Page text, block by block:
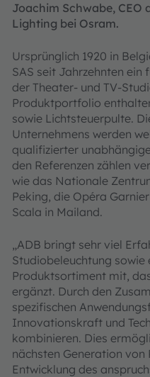
Joachim Schwabe, CEO
Lighting bei Osram.
Ursprünglich 1920 in
SAS seit Jahrzehnten ein
der Theater- und TV-
Produktportfolio
sowie Lichtsteuerpulte.
Unternehmens werden
qualifizierter
den Referenzen zählen
wie das Nationale
Peking, die Opéra
Scala in Mailand.
„ADB bringt sehr viel
Studiobeleuchtung sowie
Produktsortiment mit,
ergänzt. Durch den
spezifischen
Innovationskraft und
kombinieren. Dies
nächsten Generation
Entwicklung des